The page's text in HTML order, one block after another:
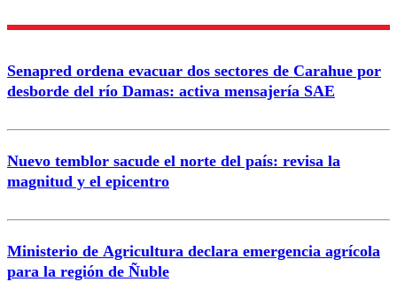
Enviar comentario
Senapred ordena evacuar dos sectores de Carahue por
desborde del río Damas: activa mensajería SAE
Nuevo temblor sacude el norte del país: revisa la
magnitud y el epicentro
Ministerio de Agricultura declara emergencia agrícola
para la región de Ñuble